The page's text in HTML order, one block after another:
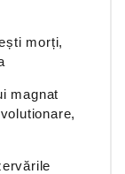
morți,
magnat